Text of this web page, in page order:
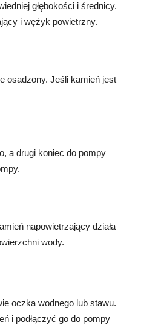
głębokości i średnicy.
i wężyk powietrzny.
osadzony. Jeśli kamień jest
a drugi koniec do pompy
napowietrzający działa
wody.
oczka wodnego lub stawu.
i podłączyć go do pompy